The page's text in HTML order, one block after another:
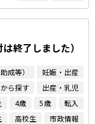
終了しました）
成等）
妊娠・出産
ら探す
出産・乳児
4歳 5歳
転入
高校生 市政情報